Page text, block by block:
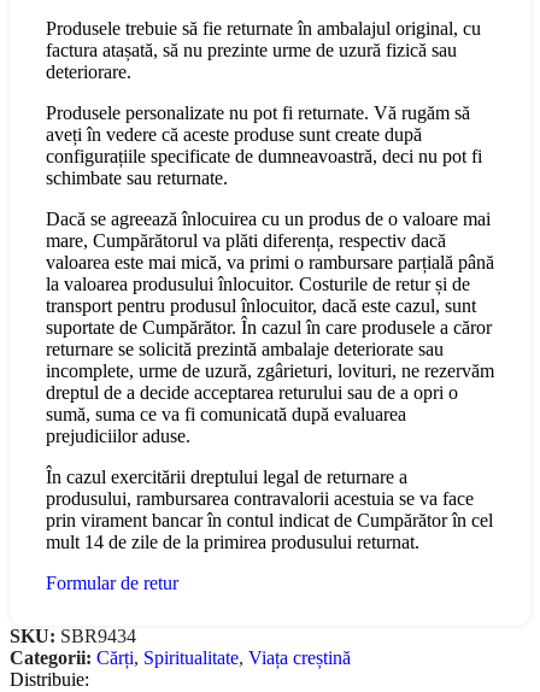
Produsele trebuie să fie returnate în ambalajul original, cu
factura atașată, să nu prezinte urme de uzură fizică sau
deteriorare.
Produsele personalizate nu pot fi returnate. Vă rugăm să
aveți în vedere că aceste produse sunt create după
configurațiile specificate de dumneavoastră, deci nu pot fi
schimbate sau returnate.
Dacă se agreează înlocuirea cu un produs de o valoare mai
mare, Cumpărătorul va plăti diferența, respectiv dacă
valoarea este mai mică, va primi o rambursare parțială până
la valoarea produsului înlocuitor. Costurile de retur și de
transport pentru produsul înlocuitor, dacă este cazul, sunt
suportate de Cumpărător. În cazul în care produsele a căror
returnare se solicită prezintă ambalaje deteriorate sau
incomplete, urme de uzură, zgârieturi, lovituri, ne rezervăm
dreptul de a decide acceptarea returului sau de a opri o
sumă, suma ce va fi comunicată după evaluarea
prejudiciilor aduse.
În cazul exercitării dreptului legal de returnare a
produsului, rambursarea contravalorii acestuia se va face
prin virament bancar în contul indicat de Cumpărător în cel
mult 14 de zile de la primirea produsului returnat.
Formular de retur
SKU: SBR9434
Categorii: Cărți, Spiritualitate, Viața creștină
Distribuie: